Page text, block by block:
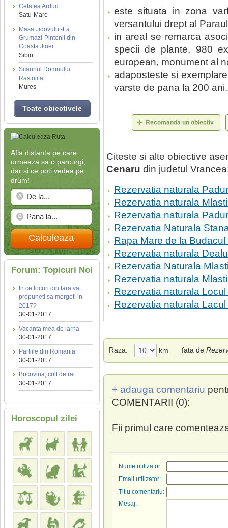
Cetatea Ardud
Satu-Mare
Masa Jidovului-La
Grumazi-Pintenii din
Coasta Jinei
Sibiu
Scaunul Domnului
Rastolita
Mures
Toate obiectivele
Afla distanta pe care
urmeaza sa o parcurgi,
dar si ce poti vedea pe
drum!
Calculeaza
Forum: Topicuri Noi
In ce locuri din tara va
propuneti sa mergeti in
2017?
30-01-2017
Vacanta mea de iarna
30-01-2017
Partiile din Romania
30-01-2017
Bucovina, colt de rai
30-01-2017
Horoscopul zilei
este situata in zona
versantului drept al
in areal se remarca
specii de plante, 980
european, monument al
adaposteste si
varste de pana la 200 ani.
Citeste si alte obiective
Cenaru din judetul
Rezervatia naturala
Rezervatia naturala
Rezervatia naturala
Rezervatia Naturala
Rapa Mare de la
Rezervatia naturala
Rezervatia Naturala
Rezervatia naturala
Rezervatia naturala
Rezervatia naturala
Raza: km fata de
+ adauga comentariu
COMENTARII (0):
Fii primul care
Nume utilizator:
Email utilizator:
Titlu comentariu:
Mesaj: